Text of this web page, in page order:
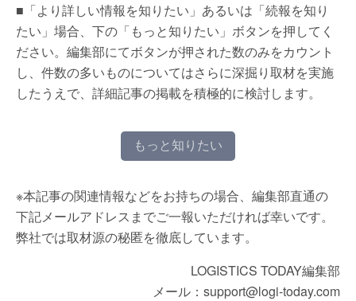
■「より詳しい情報を知りたい」あるいは「続報を知り
たい」場合、下の「もっと知りたい」ボタンを押してく
ださい。編集部にてボタンが押された数のみをカウント
し、件数の多いものについてはさらに深掘り取材を実施
したうえで、詳細記事の掲載を積極的に検討します。
もっと知りたい
※本記事の関連情報などをお持ちの場合、編集部直通の
下記メールアドレスまでご一報いただければ幸いです。
弊社では取材源の秘匿を徹底しています。
LOGISTICS TODAY編集部
メール：support@logi-today.com